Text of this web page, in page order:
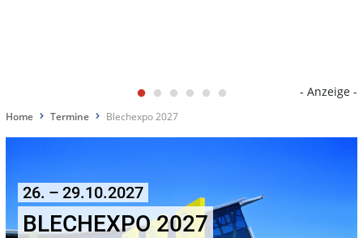
- Anzeige -
Home Termine Blechexpo 2027
26. – 29.10.2027
BLECHEXPO 2027